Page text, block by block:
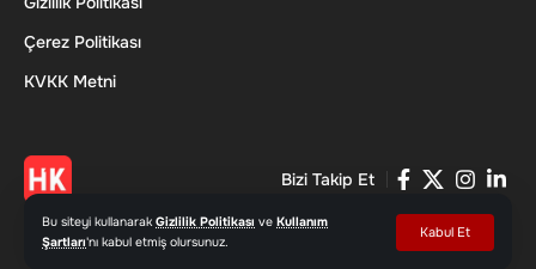
Bu siteyi kullanarakGizlilik Politikası ve Kullanım
Şartları'nı kabul etmiş olursunuz.
Kabul Et
Çerez Politikası
KVKK Metni
Bizi Takip Et
© 2026 Haber Kocaeli - www.haberkocaeli.com | Tüm Hakları Saklıdır